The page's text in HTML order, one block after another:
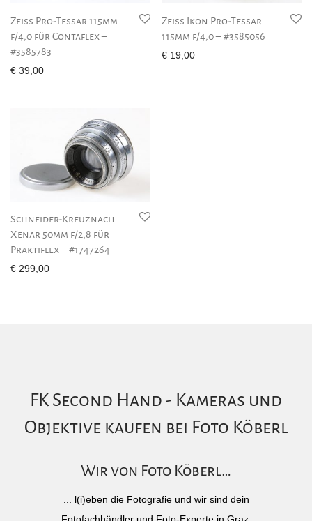
Zeiss Pro-Tessar 115mm
f/4,0 für Contaflex –
#3585783
€ 39,00
Zeiss Ikon Pro-Tessar
115mm f/4,0 – #3585056
€ 19,00
Schneider-Kreuznach
Xenar 50mm f/2,8 für
Praktiflex – #1747264
€ 299,00
FK Second Hand - Kameras und
Objektive kaufen bei Foto Köberl
Wir von Foto Köberl…
... l(i)eben die Fotografie und wir sind dein